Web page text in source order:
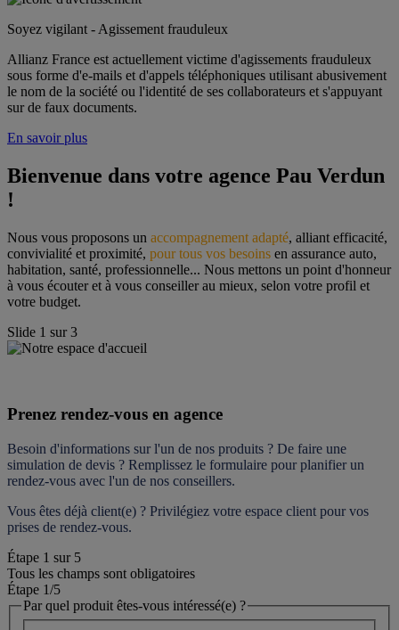
Soyez vigilant - Agissement frauduleux
Allianz France est actuellement victime d'agissements frauduleux
sous forme d'e-mails et d'appels téléphoniques utilisant abusivement
le nom de la société ou l'identité de ses collaborateurs et s'appuyant
sur de faux documents.
En savoir plus
Bienvenue dans votre agence Pau Verdun
!
Nous vous proposons un accompagnement adapté, alliant efficacité,
convivialité et proximité, pour tous vos besoins en assurance auto,
habitation, santé, professionnelle... Nous mettons un point d'honneur
à vous écouter et à vous conseiller au mieux, selon votre profil et
votre budget.
Slide 1 sur3
Prenez rendez-vous en agence
Besoin d'informations sur l'un de nos produits ? De faire une
simulation de devis ? Remplissez le formulaire pour planifier un
rendez-vous avec l'un de nos conseillers.
Vous êtes déjà client(e) ? Privilégiez votre espace client pour vos
prises de rendez-vous.
Étape 1 sur 5
Tous les champs sont obligatoires
Étape 1/5
Par quel produit êtes-vous intéressé(e) ?